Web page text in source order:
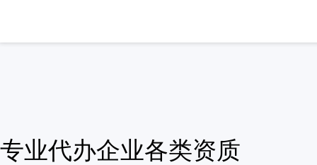
专业代办企业各类资质